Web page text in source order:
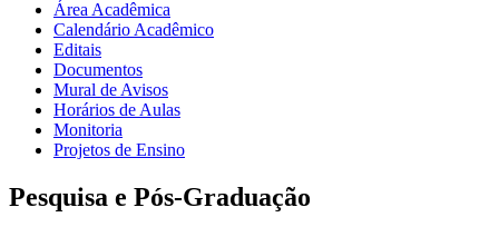
Área Acadêmica
Calendário Acadêmico
Editais
Documentos
Mural de Avisos
Horários de Aulas
Monitoria
Projetos de Ensino
Pesquisa e Pós-Graduação